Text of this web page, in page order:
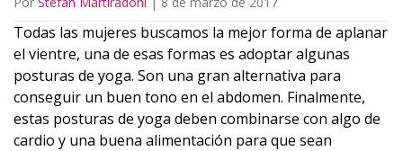
Todas las mujeres buscamos la mejor forma de aplanar
el vientre, una de esas formas es adoptar algunas
posturas de yoga. Son una gran alternativa para
conseguir un buen tono en el abdomen. Finalmente,
estas posturas de yoga deben combinarse con algo de
cardio y una buena alimentación para que sean